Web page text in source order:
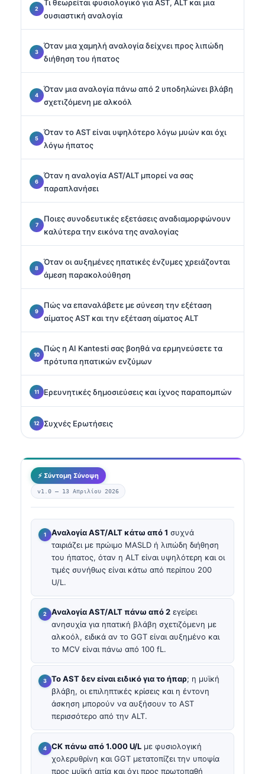
Τι θεωρείται φυσιολογικό για AST, ALT και μια
ουσιαστική αναλογία
Όταν μια χαμηλή αναλογία δείχνει προς λιπώδη
διήθηση του ήπατος
Όταν μια αναλογία πάνω από 2 υποδηλώνει βλάβη
σχετιζόμενη με αλκοόλ
Όταν το AST είναι υψηλότερο λόγω μυών και όχι
λόγω ήπατος
Όταν η αναλογία AST/ALT μπορεί να σας
παραπλανήσει
Ποιες συνοδευτικές εξετάσεις αναδιαμορφώνουν
καλύτερα την εικόνα της αναλογίας
Όταν οι αυξημένες ηπατικές ένζυμες χρειάζονται
άμεση παρακολούθηση
Πώς να επαναλάβετε με σύνεση την εξέταση
αίματος AST και την εξέταση αίματος ALT
Πώς η AI Kantesti σας βοηθά να ερμηνεύσετε τα
πρότυπα ηπατικών ενζύμων
Ερευνητικές δημοσιεύσεις και ίχνος παραπομπών
Συχνές Ερωτήσεις
⚡ Σύντομη Σύνοψη
v1.0 — 13 Απριλίου 2026
Αναλογία AST/ALT κάτω από 1 συχνά
ταιριάζει με πρώιμο MASLD ή λιπώδη διήθηση
του ήπατος, όταν η ALT είναι υψηλότερη και οι
τιμές συνήθως είναι κάτω από περίπου 200
U/L.
Αναλογία AST/ALT πάνω από 2 εγείρει
ανησυχία για ηπατική βλάβη σχετιζόμενη με
αλκοόλ, ειδικά αν το GGT είναι αυξημένο και
το MCV είναι πάνω από 100 fL.
Το AST δεν είναι ειδικό για το ήπαρ; η μυϊκή
βλάβη, οι επιληπτικές κρίσεις και η έντονη
άσκηση μπορούν να αυξήσουν το AST
περισσότερο από την ALT.
CK πάνω από 1.000 U/L με φυσιολογική
χολερυθρίνη και GGT μετατοπίζει την υποψία
προς μυϊκή αιτία και όχι προς πρωτοπαθή